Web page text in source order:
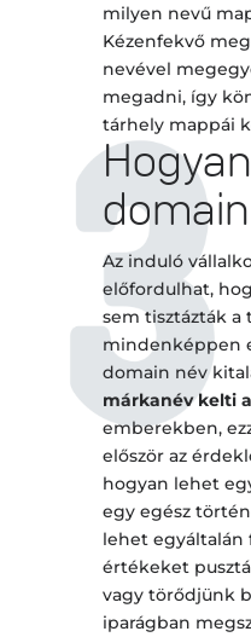
milyen nevű
Kézenfekvő
nevével
megadni, így
tárhely mappái
Az induló
előfordulhat,
sem tisztázták a
mindenképpen
domain név
márkanév kelti
emberekben,
először az
hogyan lehet
egy egész
lehet egyáltalán
értékeket
vagy törődjünk
iparágban